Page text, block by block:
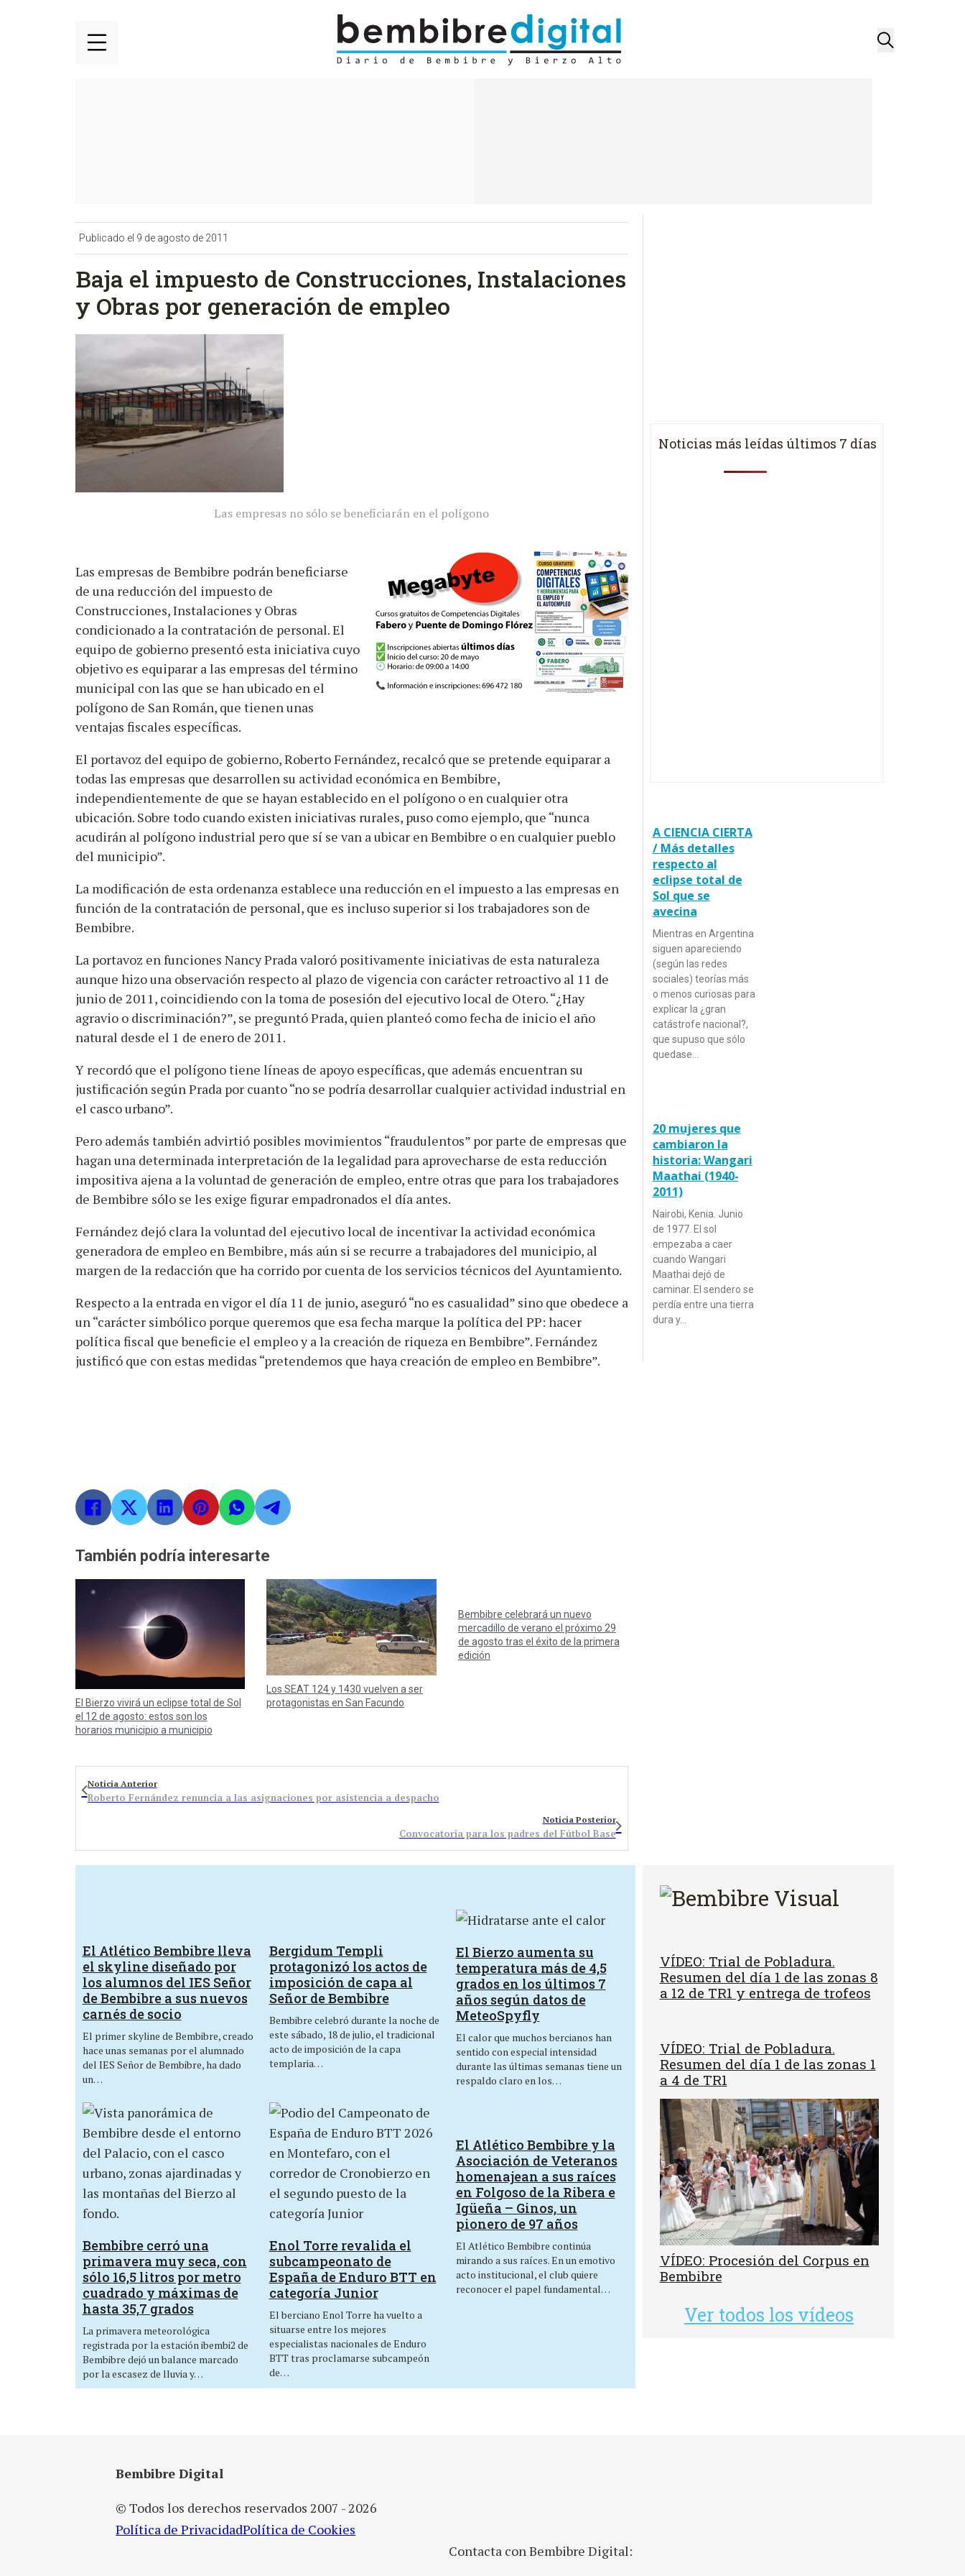
Publicado el 9 de agosto de 2011
Baja el impuesto de Construcciones, Instalaciones
y Obras por generación de empleo
Las empresas no sólo se beneficiarán en el polígono
Las empresas de Bembibre podrán beneficiarse
de una reducción del impuesto de
Construcciones, Instalaciones y Obras
condicionado a la contratación de personal. El
equipo de gobierno presentó esta iniciativa cuyo
objetivo es equiparar a las empresas del término
municipal con las que se han ubicado en el
polígono de San Román, que tienen unas
ventajas fiscales específicas.
El portavoz del equipo de gobierno, Roberto Fernández, recalcó que se pretende equiparar a
todas las empresas que desarrollen su actividad económica en Bembibre,
independientemente de que se hayan establecido en el polígono o en cualquier otra
ubicación. Sobre todo cuando existen iniciativas rurales, puso como ejemplo, que “nunca
acudirán al polígono industrial pero que sí se van a ubicar en Bembibre o en cualquier pueblo
del municipio”.
La modificación de esta ordenanza establece una reducción en el impuesto a las empresas en
función de la contratación de personal, que es incluso superior si los trabajadores son de
Bembibre.
La portavoz en funciones Nancy Prada valoró positivamente iniciativas de esta naturaleza
aunque hizo una observación respecto al plazo de vigencia con carácter retroactivo al 11 de
junio de 2011, coincidiendo con la toma de posesión del ejecutivo local de Otero. “¿Hay
agravio o discriminación?”, se preguntó Prada, quien planteó como fecha de inicio el año
natural desde el 1 de enero de 2011.
Y recordó que el polígono tiene líneas de apoyo específicas, que además encuentran su
justificación según Prada por cuanto “no se podría desarrollar cualquier actividad industrial en
el casco urbano”.
Pero además también advirtió posibles movimientos “fraudulentos” por parte de empresas que
hagan una determinada interpretación de la legalidad para aprovecharse de esta reducción
impositiva ajena a la voluntad de generación de empleo, entre otras que para los trabajadores
de Bembibre sólo se les exige figurar empadronados el día antes.
Fernández dejó clara la voluntad del ejecutivo local de incentivar la actividad económica
generadora de empleo en Bembibre, más aún si se recurre a trabajadores del municipio, al
margen de la redacción que ha corrido por cuenta de los servicios técnicos del Ayuntamiento.
Respecto a la entrada en vigor el día 11 de junio, aseguró “no es casualidad” sino que obedece a
un “carácter simbólico porque queremos que esa fecha marque la política del PP: hacer
política fiscal que beneficie el empleo y a la creación de riqueza en Bembibre”. Fernández
justificó que con estas medidas “pretendemos que haya creación de empleo en Bembibre”.
También podría interesarte
El Bierzo vivirá un eclipse total de Sol
el 12 de agosto: estos son los
horarios municipio a municipio
Los SEAT 124 y 1430 vuelven a ser
protagonistas en San Facundo
Bembibre celebrará un nuevo
mercadillo de verano el próximo 29
de agosto tras el éxito de la primera
edición
Noticia Anterior
Roberto Fernández renuncia a las asignaciones por asistencia a despacho
Noticia Posterior
Convocatoria para los padres del Fútbol Base
Noticias más leídas últimos 7 días
A CIENCIA CIERTA
/ Más detalles
respecto al
eclipse total de
Sol que se
avecina
Mientras en Argentina
siguen apareciendo
(según las redes
sociales) teorías más
o menos curiosas para
explicar la ¿gran
catástrofe nacional?,
que supuso que sólo
quedase…
20 mujeres que
cambiaron la
historia: Wangari
Maathai (1940-
2011)
Nairobi, Kenia. Junio
de 1977. El sol
empezaba a caer
cuando Wangari
Maathai dejó de
caminar. El sendero se
perdía entre una tierra
dura y…
El Atlético Bembibre lleva
el skyline diseñado por
los alumnos del IES Señor
de Bembibre a sus nuevos
carnés de socio
El primer skyline de Bembibre, creado
hace unas semanas por el alumnado
del IES Señor de Bembibre, ha dado
un…
Bergidum Templi
protagonizó los actos de
imposición de capa al
Señor de Bembibre
Bembibre celebró durante la noche de
este sábado, 18 de julio, el tradicional
acto de imposición de la capa
templaria…
El Bierzo aumenta su
temperatura más de 4,5
grados en los últimos 7
años según datos de
MeteoSpyfly
El calor que muchos bercianos han
sentido con especial intensidad
durante las últimas semanas tiene un
respaldo claro en los…
Bembibre cerró una
primavera muy seca, con
sólo 16,5 litros por metro
cuadrado y máximas de
hasta 35,7 grados
La primavera meteorológica
registrada por la estación ibembi2 de
Bembibre dejó un balance marcado
por la escasez de lluvia y…
Enol Torre revalida el
subcampeonato de
España de Enduro BTT en
categoría Junior
El berciano Enol Torre ha vuelto a
situarse entre los mejores
especialistas nacionales de Enduro
BTT tras proclamarse subcampeón
de…
El Atlético Bembibre y la
Asociación de Veteranos
homenajean a sus raíces
en Folgoso de la Ribera e
Igüeña – Ginos, un
pionero de 97 años
El Atlético Bembibre continúa
mirando a sus raíces. En un emotivo
acto institucional, el club quiere
reconocer el papel fundamental…
VÍDEO: Trial de Pobladura.
Resumen del día 1 de las zonas 8
a 12 de TR1 y entrega de trofeos
VÍDEO: Trial de Pobladura.
Resumen del día 1 de las zonas 1
a 4 de TR1
VÍDEO: Procesión del Corpus en
Bembibre
Ver todos los vídeos
Bembibre Digital
© Todos los derechos reservados 2007 - 2026
Política de PrivacidadPolítica de Cookies
Contacta con Bembibre Digital: